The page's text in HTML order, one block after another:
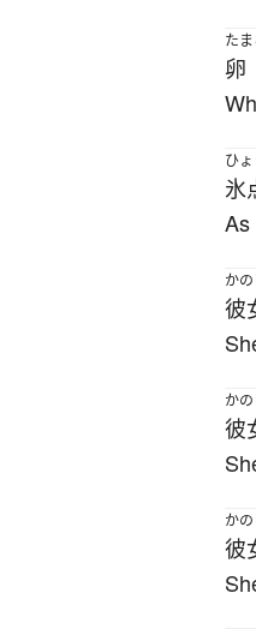
た
卵
ひ
氷
As
か
彼
か
彼
か
彼